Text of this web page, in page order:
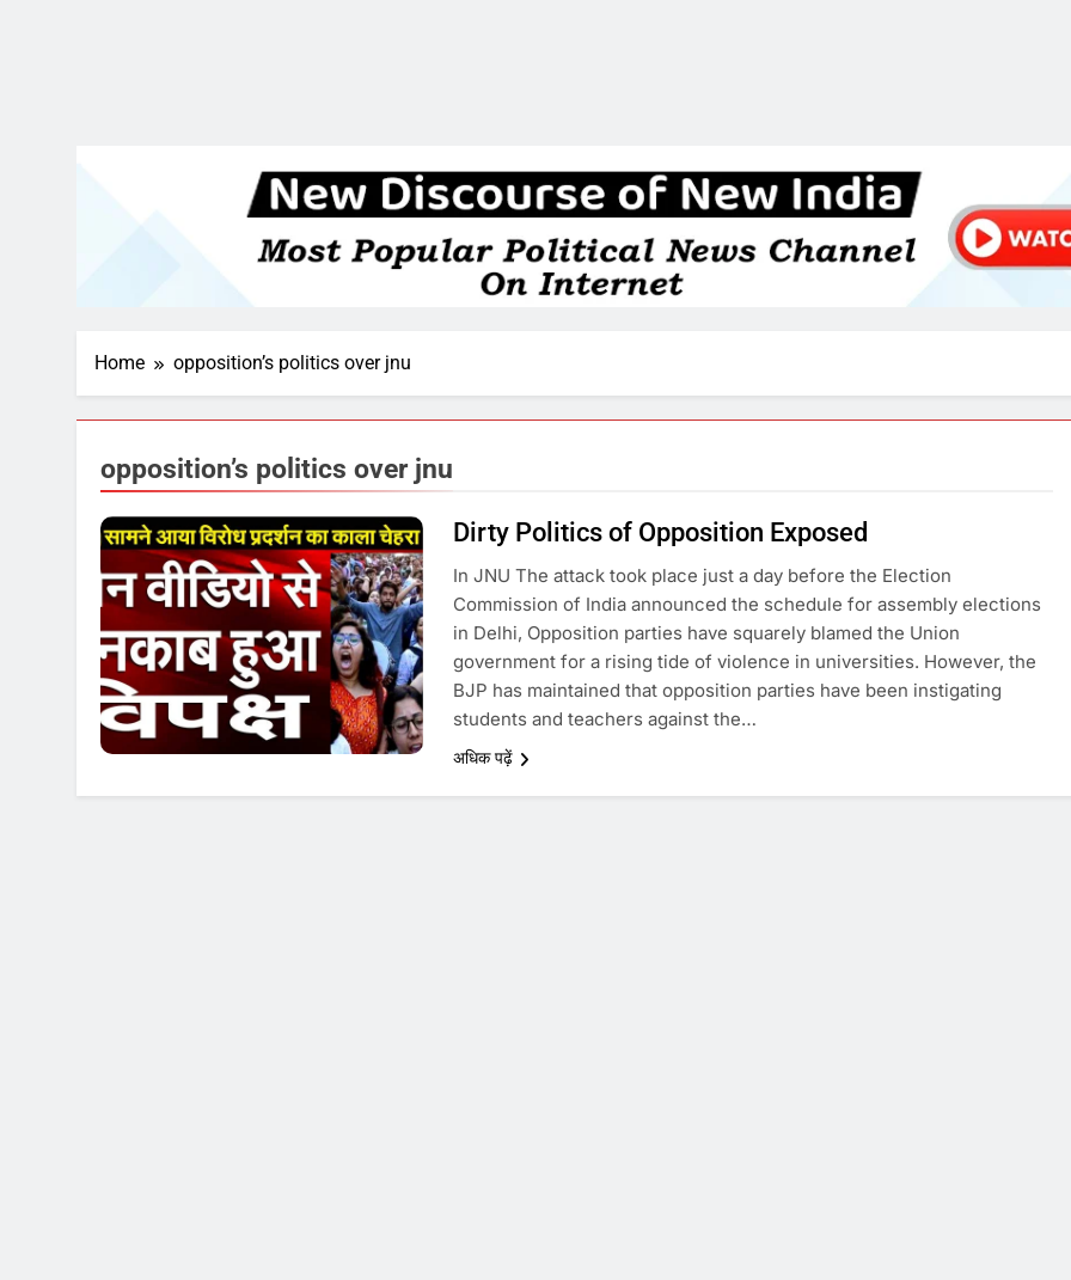
Home opposition’s politics over jnu
opposition’s politics over jnu
Dirty Politics of Opposition Exposed
In JNU The attack took place just a day before the Election
Commission of India announced the schedule for assembly elections
in Delhi, Opposition parties have squarely blamed the Union
government for a rising tide of violence in universities. However, the
BJP has maintained that opposition parties have been instigating
students and teachers against the…
अधिक पढ़ें